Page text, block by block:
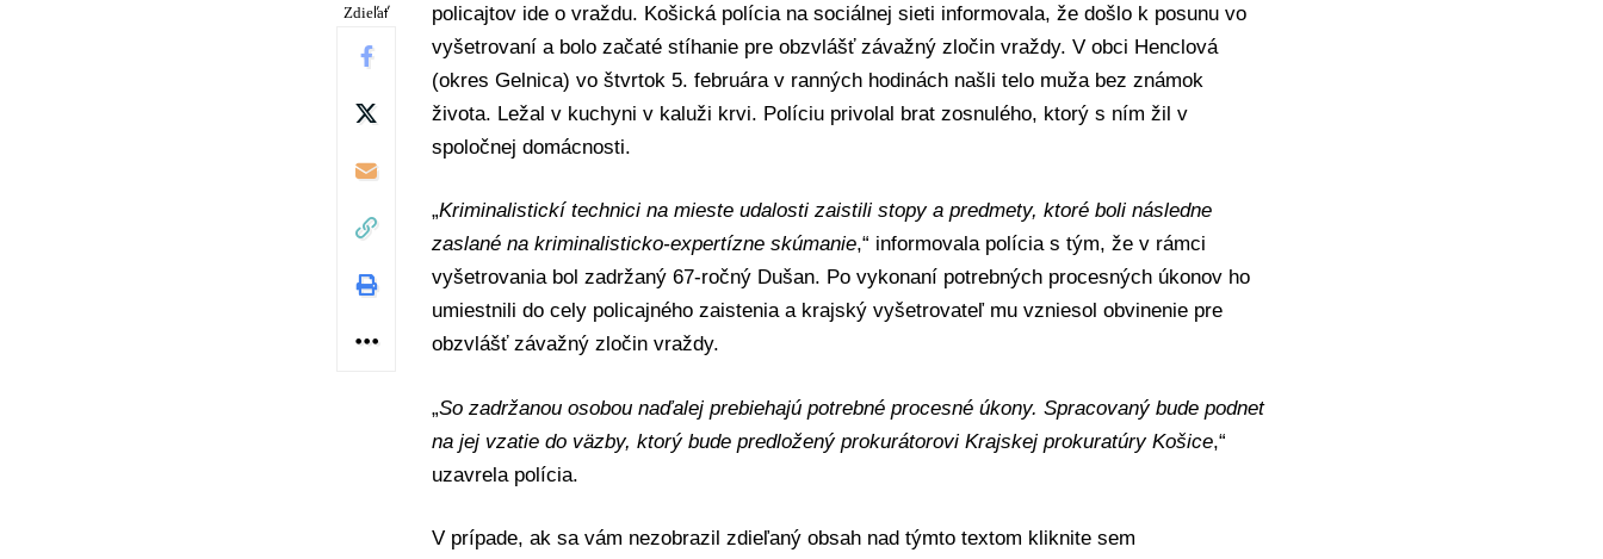
Zdieľať
policajtov ide o vraždu. Košická políciana sociálnej sieti informovala, že došlo k posunu vo
vyšetrovaní a bolo začaté stíhanie pre obzvlášť závažný zločin vraždy. V obci Henclová
(okres Gelnica) vo štvrtok 5. februára v ranných hodinách našli telo muža bez známok
života. Ležal v kuchyni v kaluži krvi. Políciu privolal brat zosnulého, ktorý s ním žil v
spoločnej domácnosti.
„Kriminalistickí technici na mieste udalosti zaistili stopy a predmety, ktoré boli následne
zaslané na kriminalisticko-expertízne skúmanie,“ informovala polícia s tým, že v rámci
vyšetrovania bol zadržaný 67-ročný Dušan. Po vykonaní potrebných procesných úkonov ho
umiestnili do cely policajného zaistenia a krajský vyšetrovateľ mu vzniesol obvinenie pre
obzvlášť závažný zločin vraždy.
„So zadržanou osobou naďalej prebiehajú potrebné procesné úkony. Spracovaný bude podnet
na jej vzatie do väzby, ktorý bude predložený prokurátorovi Krajskej prokuratúry Košice,“
uzavrela polícia.
V prípade, ak sa vám nezobrazil zdieľaný obsah nad týmto textom kliknite sem